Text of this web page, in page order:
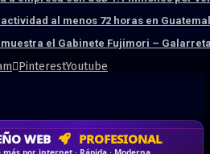
al menos 72 horas en
el Gabinete Fujimori –
PinterestYoutube
SSD SÚPER RÁPIDO
WEB PROFESIONAL
& DASHBOARD A MEDIDA
CORPORATIVO